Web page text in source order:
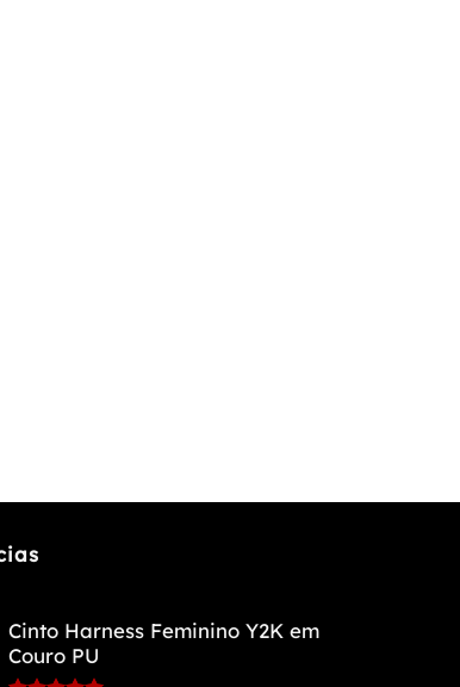
Cinto Harness Feminino Y2K em
Couro PU